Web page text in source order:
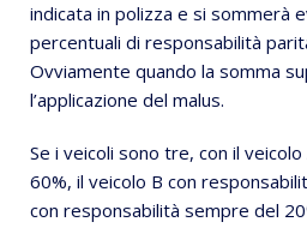
indicata in polizza e si sommerà
percentuali di responsabilità
Ovviamente quando la somma
l’applicazione del malus.
Se i veicoli sono tre, con il
60%, il veicolo B con
con responsabilità sempre del